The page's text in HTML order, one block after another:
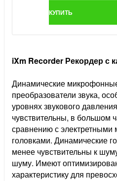
КУПИТЬ
iXm Recorder Рекордер с
Динамические
преобразователи звука,
уровнях звукового
чувствительны, в большом
сравнению с
головками. Динамические
менее чувствительны к
шуму. Имеют
характеристику для